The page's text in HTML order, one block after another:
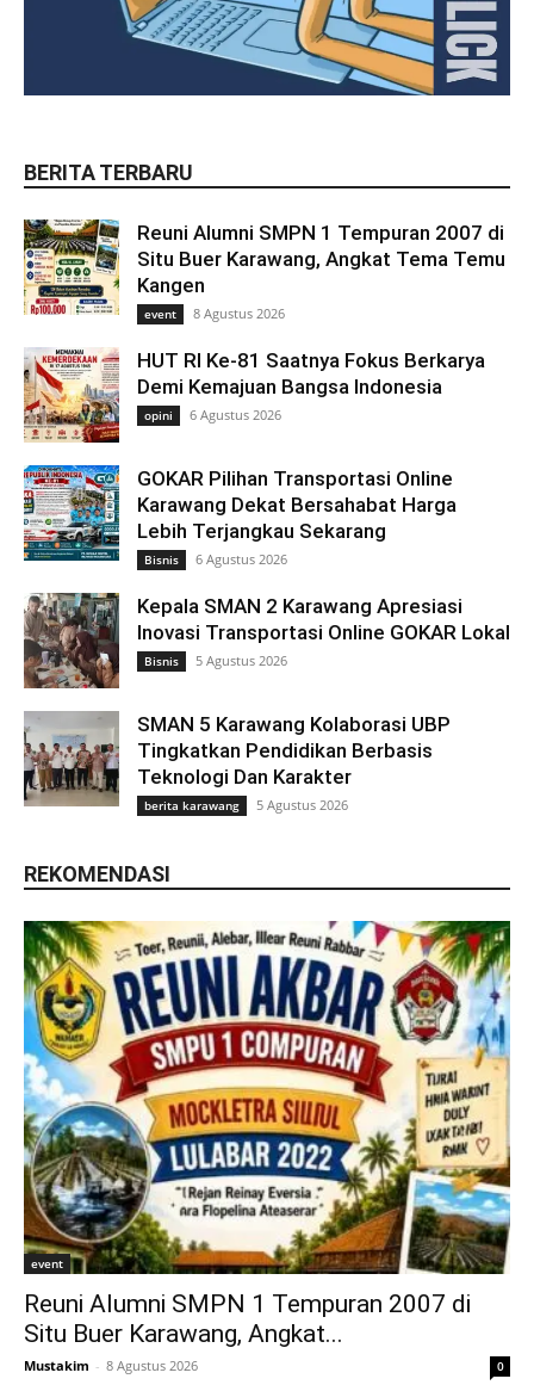
BERITA TERBARU
Reuni Alumni SMPN 1 Tempuran 2007 di
Situ Buer Karawang, Angkat Tema Temu
Kangen
event 8 Agustus 2026
HUT RI Ke-81 Saatnya Fokus Berkarya
Demi Kemajuan Bangsa Indonesia
opini 6 Agustus 2026
GOKAR Pilihan Transportasi Online
Karawang Dekat Bersahabat Harga
Lebih Terjangkau Sekarang
Bisnis 6 Agustus 2026
Kepala SMAN 2 Karawang Apresiasi
Inovasi Transportasi Online GOKAR Lokal
Bisnis 5 Agustus 2026
SMAN 5 Karawang Kolaborasi UBP
Tingkatkan Pendidikan Berbasis
Teknologi Dan Karakter
berita karawang 5 Agustus 2026
REKOMENDASI
event
Reuni Alumni SMPN 1 Tempuran 2007 di
Situ Buer Karawang, Angkat...
Mustakim - 8 Agustus 2026 0